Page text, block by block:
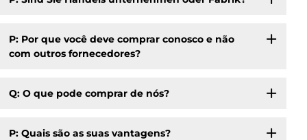
P: Por que você deve comprar conosco e não
com outros fornecedores?
Q: O que pode comprar de nós?
P: Quais são as suas vantagens?